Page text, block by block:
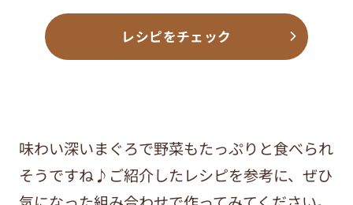
レシピをチェック
味わい深いまぐろで野菜もたっぷりと食べられ
そうですね♪ご紹介したレシピを参考に、ぜひ